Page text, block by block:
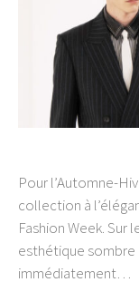
Pour l’Automne-
collection à
Fashion Week. Sur
esthétique
immédiatement…